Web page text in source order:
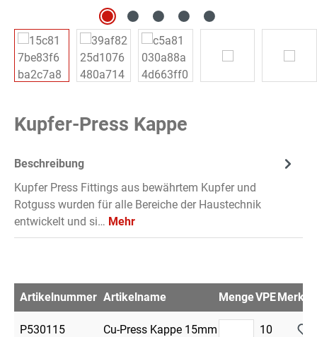
Kupfer-Press Kappe
Beschreibung
Kupfer Press Fittings aus bewährtem Kupfer und
Rotguss wurden für alle Bereiche der Haustechnik
entwickelt und si… Mehr
Artikelnummer Artikelname MengeVPE
P530115 Cu-Press Kappe 15mm 10